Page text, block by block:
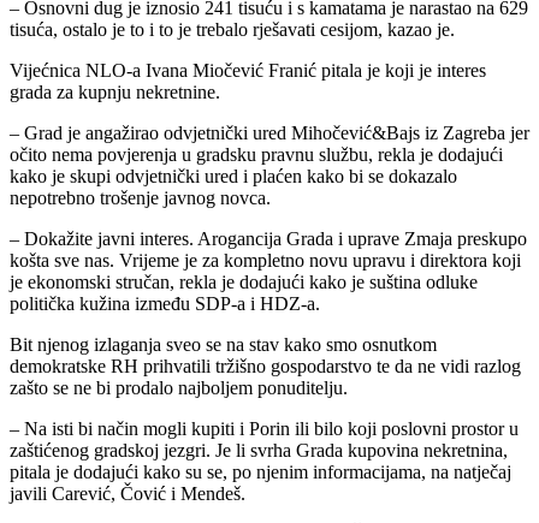
– Osnovni dug je iznosio 241 tisuću i s kamatama je narastao na 629
tisuća, ostalo je to i to je trebalo rješavati cesijom, kazao je.
Vijećnica NLO-a Ivana Miočević Franić pitala je koji je interes
grada za kupnju nekretnine.
– Grad je angažirao odvjetnički ured Mihočević&Bajs iz Zagreba jer
očito nema povjerenja u gradsku pravnu službu, rekla je dodajući
kako je skupi odvjetnički ured i plaćen kako bi se dokazalo
nepotrebno trošenje javnog novca.
– Dokažite javni interes. Arogancija Grada i uprave Zmaja preskupo
košta sve nas. Vrijeme je za kompletno novu upravu i direktora koji
je ekonomski stručan, rekla je dodajući kako je suština odluke
politička kužina između SDP-a i HDZ-a.
Bit njenog izlaganja sveo se na stav kako smo osnutkom
demokratske RH prihvatili tržišno gospodarstvo te da ne vidi razlog
zašto se ne bi prodalo najboljem ponuditelju.
– Na isti bi način mogli kupiti i Porin ili bilo koji poslovni prostor u
zaštićenog gradskoj jezgri. Je li svrha Grada kupovina nekretnina,
pitala je dodajući kako su se, po njenim informacijama, na natječaj
javili Carević, Čović i Mendeš.